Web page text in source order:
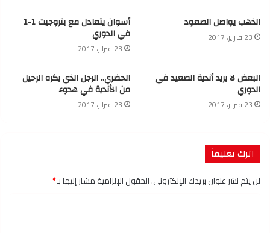
الذهب يواصل الصعود
23 فبراير، 2017
أسوان يتعادل مع بتروجيت 1-1
في الدوري
23 فبراير، 2017
البعض لا يريد أندية الصعيد في
الدوري
23 فبراير، 2017
الحضري.. الرجل الذي يكره الرحيل
من الأندية في هدوء
23 فبراير، 2017
اترك تعليقاً
لن يتم نشر عنوان بريدك الإلكتروني.الحقول الإلزامية مشار إليها بـ*